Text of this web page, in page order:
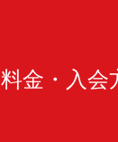
料金・入会